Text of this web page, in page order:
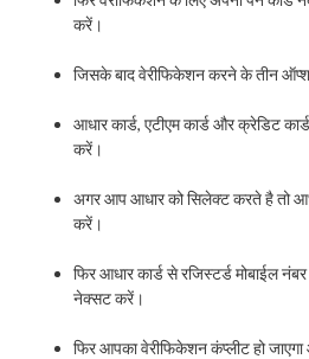
करें।
जिसके बाद वेरीफिकेशन करने के तीन
आधार कार्ड, एटीएम कार्ड और क्रेडिट
करें।
अगर आप आधार को सिलेक्ट करते है तो
करें।
फिर आधार कार्ड से रजिस्टर्ड मोबाईल
नेक्सट करें।
फिर आपका वेरीफिकेशन कंप्लीट हो